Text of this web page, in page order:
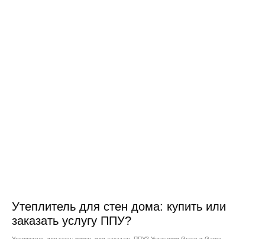
Утеплитель для стен дома: купить или
заказать услугу ППУ?